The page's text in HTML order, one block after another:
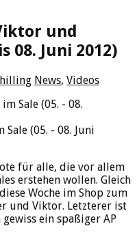
und
08. Juni 2012)
News, Videos
Sale (05. - 08. Juni
für alle, die vor allem
erstehen wollen. Gleich
Woche im Shop zum
und Viktor. Letzterer ist
ein spaßiger AP